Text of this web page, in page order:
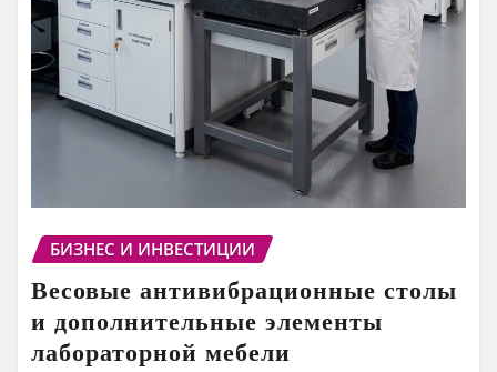
БИЗНЕС И ИНВЕСТИЦИИ
Весовые антивибрационные столы
и дополнительные элементы
лабораторной мебели